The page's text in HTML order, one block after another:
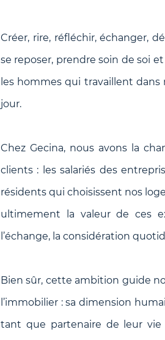
Créer, rire, réfléchir, échanger,
se reposer, prendre soin de soi
les hommes qui travaillent
jour.
Chez Gecina, nous avons la
clients : les salariés des
résidents qui choisissent nos
ultimement la valeur de ces
l’échange, la considération
Bien sûr, cette ambition guide
l’immobilier : sa dimension
tant que partenaire de leur